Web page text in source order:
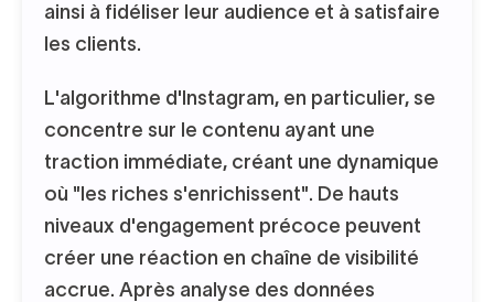
ainsi à fidéliser leur audience et à satisfaire
les clients.
L'algorithme d'Instagram, en particulier, se
concentre sur le contenu ayant une
traction immédiate, créant une dynamique
où "les riches s'enrichissent". De hauts
niveaux d'engagement précoce peuvent
créer une réaction en chaîne de visibilité
accrue. Après analyse des données